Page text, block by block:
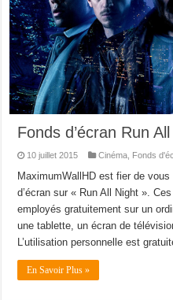
Fonds d’écran Run
10 juillet 2015 Cinéma Fonds
MaximumWallHD est fier de
d’écran sur « Run All Night ».
employés gratuitement sur un
une tablette, un écran de
L’utilisation personnelle est
En Savoir Plus »